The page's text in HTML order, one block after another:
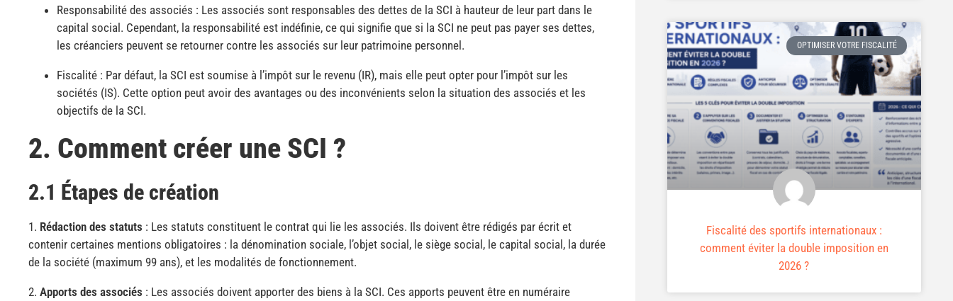
Responsabilité des associés : Les associés sont responsables des dettes de la SCI à hauteur de leur part dans le
capital social. Cependant, la responsabilité est indéfinie, ce qui signifie que si la SCI ne peut pas payer ses dettes,
les créanciers peuvent se retourner contre les associés sur leur patrimoine personnel.
Fiscalité : Par défaut, la SCI est soumise à l’impôt sur le revenu (IR), mais elle peut opter pour l’impôt sur les
sociétés (IS). Cette option peut avoir des avantages ou des inconvénients selon la situation des associés et les
objectifs de la SCI.
2. Comment créer une SCI ?
2.1 Étapes de création
Rédaction des statuts : Les statuts constituent le contrat qui lie les associés. Ils doivent être rédigés par écrit et
contenir certaines mentions obligatoires : la dénomination sociale, l’objet social, le siège social, le capital social, la durée
de la société (maximum 99 ans), et les modalités de fonctionnement.
Apports des associés : Les associés doivent apporter des biens à la SCI. Ces apports peuvent être en numéraire
OPTIMISER VOTRE FISCALITÉ
Fiscalité des sportifs internationaux :
comment éviter la double imposition en
2026 ?